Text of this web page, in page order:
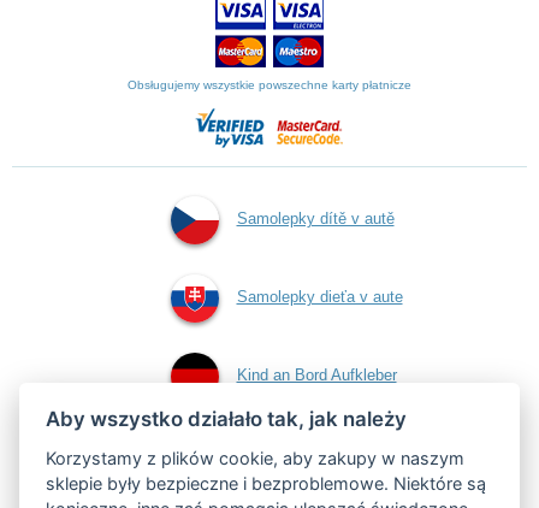
Obsługujemy wszystkie powszechne karty płatnicze
Samolepky dítě v autě
Samolepky dieťa v aute
Kind an Bord Aufkleber
Naklejki dziecko w
Aby wszystko działało tak, jak należy
Korzystamy z plików cookie, aby zakupy w naszym
sklepie były bezpieczne i bezproblemowe. Niektóre są